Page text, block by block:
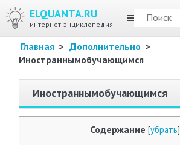
ELQUANTA.RU
интернет-энциклопедия
МЕНЮ
Главная > Дополнительно >
Иностраннымобучающимся
Иностраннымобучающимся
Содержание [убрать]